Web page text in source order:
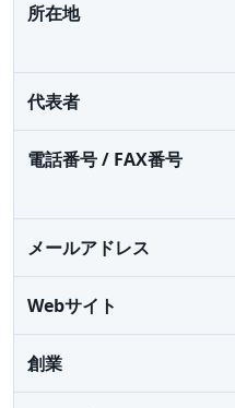
所在地
代表者
電話番号 / FAX番号
メールアドレス
Webサイト
創業